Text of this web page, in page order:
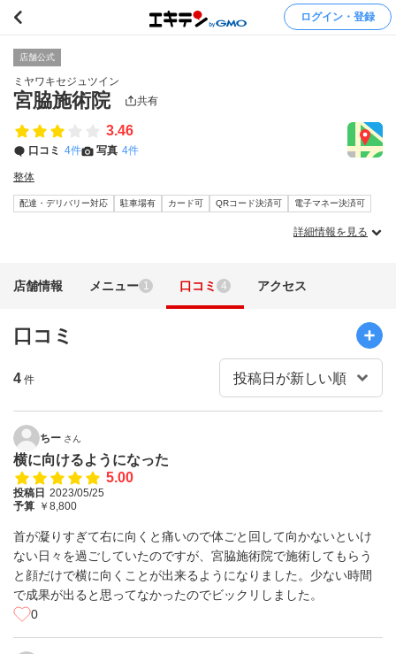
ログイン・登録
店舗公式
ミヤワキセジュツイン
宮脇施術院 共有
3.46
口コミ 4件 写真 4件
整体
配達・デリバリー対応 駐車場有 カード可 QRコード決済可 電子マネー決済可
詳細情報を見る
店舗情報 メニュー 1 口コミ 4 アクセス
口コミ
4 件
ちー さん
横に向けるようになった
5.00
投稿日 2023/05/25
予算 ￥8,800
首が凝りすぎて右に向くと痛いので体ごと回して向かないといけ
ない日々を過ごしていたのですが、宮脇施術院で施術してもらう
と顔だけで横に向くことが出来るようになりました。少ない時間
で成果が出ると思ってなかったのでビックリしました。
0